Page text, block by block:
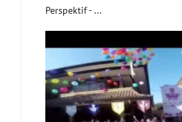
Perspektif - ...